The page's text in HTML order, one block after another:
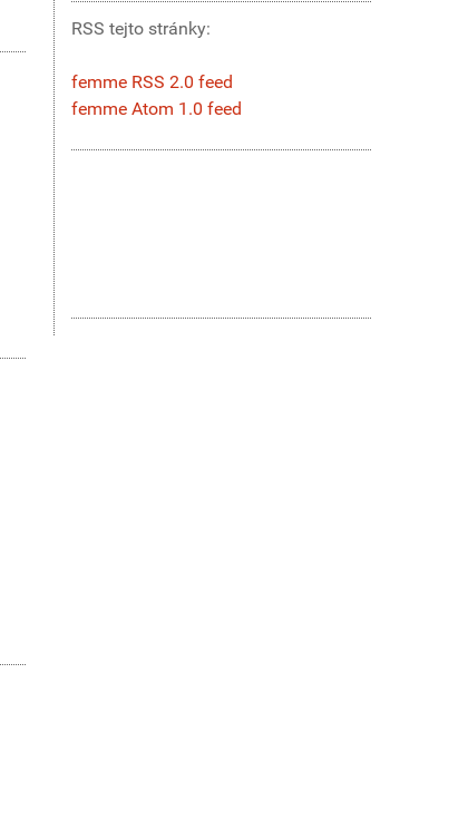
RSS tejto stránky:
femme RSS 2.0 feed
femme Atom 1.0 feed